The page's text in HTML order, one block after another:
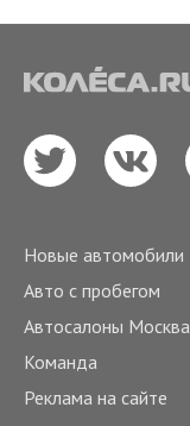
Новые автомобили
Авто с пробегом
Автосалоны Москва
Команда
Реклама на сайте